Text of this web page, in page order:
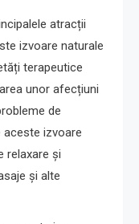
atracții
izvoare naturale
terapeutice
unor afecțiuni
de
izvoare
relaxare și
și alte